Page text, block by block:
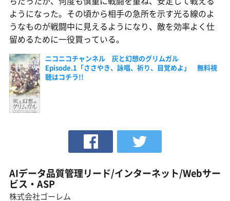
ようになった。その頃から相手の急所を示す光る線のよ
うなものが戦闘中に見えるようになり、敵を効率よく仕
留めるために一役買っている。
ニコニコチャンネル 灰と幻想のグリムガル
Episode.1「ささやき、詠唱、祈り、目覚めよ」 無料視
聴はコチラ!!
AIデータ品質管理リード/インターネット/Webサー
ビス・ASP
株式会社ゴーレム